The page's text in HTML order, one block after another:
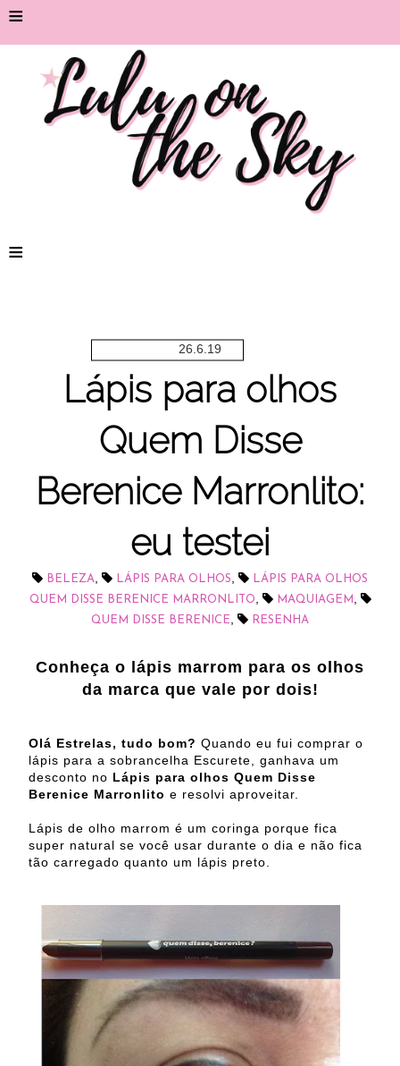
≡
≡
26.6.19
Lápis para olhos
Quem Disse
Berenice Marronlito:
eu testei
BELEZA, LÁPIS PARA OLHOS,
LÁPIS PARA OLHOS
QUEM DISSE BERENICE MARRONLITO, MAQUIAGEM ,
QUEM DISSE BERENICE, RESENHA
Conheça o lápis marrom para os olhos
da marca que vale por dois!
Olá Estrelas, tudo bom? Quando eu fui comprar o
lápis para a sobrancelha Escurete, ganhava um
desconto no Lápis para olhos Quem Disse
Berenice Marronlito e resolvi aproveitar.
Lápis de olho marrom é um coringa porque fica
super natural se você usar durante o dia e não fica
tão carregado quanto um lápis preto.